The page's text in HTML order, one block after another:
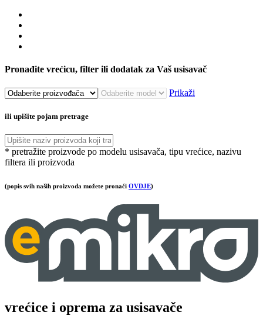
Pronađite vrećicu, filter ili dodatak za Vaš usisavač
Prikaži
ili upišite pojam pretrage
* pretražite proizvode po modelu usisavača, tipu vrećice, nazivu
filtera ili proizvoda
(popis svih naših proizvoda možete pronaći OVDJE)
vrećice i oprema za usisavače